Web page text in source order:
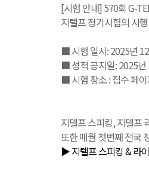
[시험 안내] 570회 G-
지텔프 정기시험의 시
■ 시험 일시: 2025년
■ 성적 공지일: 2025
■ 시험 장소 : 접수 페
지텔프 스피킹, 지텔프
또한 매월 첫번째 전국
▶ 지텔프 스피킹 & 라